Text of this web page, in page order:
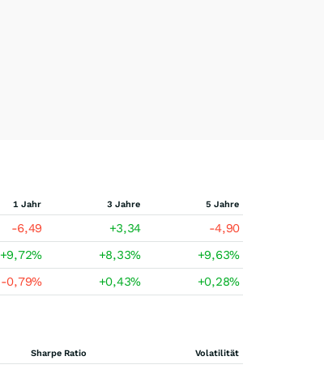
1 Jahr 3 Jahre 5 Jahre
-6,49 +3,34
-4,90
+9,72% +8,33% +9,63%
-0,79% +0,43% +0,28%
Sharpe Ratio Volatilität